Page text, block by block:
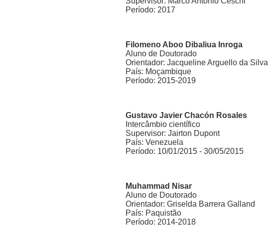
Período: 2017
Filomeno Aboo Dibaliua Inroga
Aluno de Doutorado
Orientador: Jacqueline Arguello da Silva
País: Moçambique
Período: 2015-2019
Gustavo Javier Chacón Rosales
Intercâmbio científico
Supervisor: Jairton Dupont
País: Venezuela
Período: 10/01/2015 - 30/05/2015
Muhammad Nisar
Aluno de Doutorado
Orientador: Griselda Barrera Galland
País: Paquistão
Período: 2014-2018